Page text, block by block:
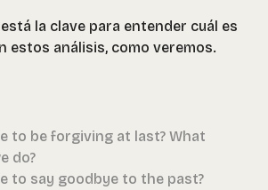
la clave para entender cuál es
estos análisis, como veremos.
to be forgiving at last? What
do?
to say goodbye to the past?